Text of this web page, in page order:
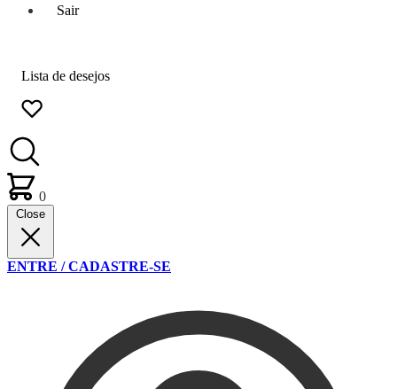
Sair
Lista de desejos
0
Close
ENTRE / CADASTRE-SE